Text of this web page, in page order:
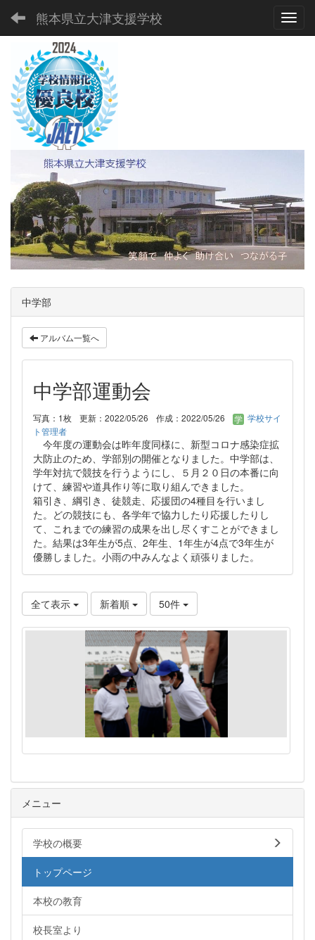
熊本県立大津支援学校
中学部
アルバム一覧へ
中学部運動会
写真：1枚 更新：2022/05/26 作成：2022/05/26
学校サイ
ト管理者
今年度の運動会は昨年度同様に、新型コロナ感染症拡
大防止のため、学部別の開催となりました。中学部は、
学年対抗で競技を行うようにし、５月２０日の本番に向
けて、練習や道具作り等に取り組んできました。
箱引き、綱引き、徒競走、応援団の4種目を行いまし
た。どの競技にも、各学年で協力したり応援したりし
て、これまでの練習の成果を出し尽くすことができまし
た。結果は3年生が5点、2年生、1年生が4点で3年生が
優勝しました。小雨の中みんなよく頑張りました。
全て表示 新着順 50件
メニュー
学校の概要
トップページ
本校の教育
校長室より